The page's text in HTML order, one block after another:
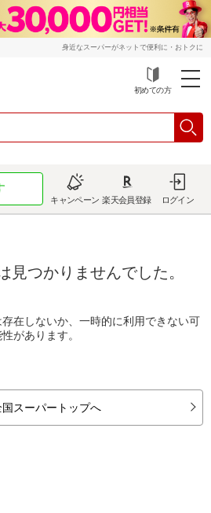
身近なスーパーがネットで便利に・おトクに
初めての方
キャンペーン 楽天会員登録 ログイン
見つかりませんでした。
在しないか、一時的に利用できない可
があります。
スーパートップへ